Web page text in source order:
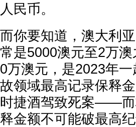
人民币。
而你要知道，澳大利
常是5000澳元至2万
0万澳元，是2023年
故领域最高记录保释
时捷酒驾致死案——而
释金额不可能破最高